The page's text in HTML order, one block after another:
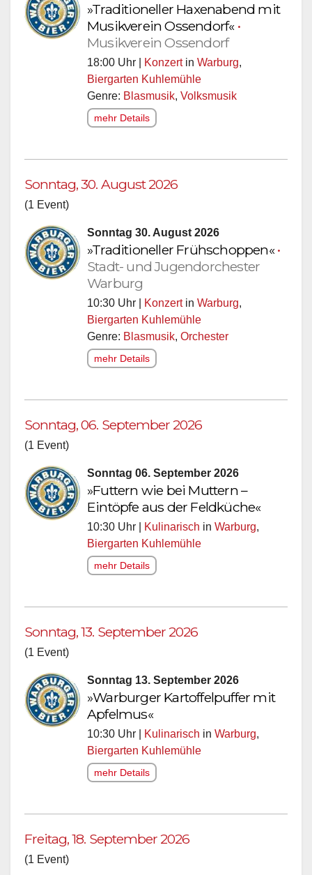
»Traditioneller Haxenabend mit
Musikverein Ossendorf« •
Musikverein Ossendorf
18:00 Uhr | Konzertin Warburg,
Biergarten Kuhlemühle
Genre: Blasmusik, Volksmusik
mehr Details
Sonntag, 30. August 2026
(1 Event)
Sonntag 30. August 2026
»Traditioneller Frühschoppen«•
Stadt- und Jugendorchester
Warburg
10:30 Uhr | Konzertin Warburg,
Biergarten Kuhlemühle
Genre: Blasmusik, Orchester
mehr Details
Sonntag, 06. September 2026
(1 Event)
Sonntag 06. September 2026
»Futtern wie bei Muttern –
Eintöpfe aus der Feldküche«
10:30 Uhr | Kulinarisch in Warburg,
Biergarten Kuhlemühle
mehr Details
Sonntag, 13. September 2026
(1 Event)
Sonntag 13. September 2026
»Warburger Kartoffelpuffer mit
Apfelmus«
10:30 Uhr | Kulinarisch in Warburg,
Biergarten Kuhlemühle
mehr Details
Freitag, 18. September 2026
(1 Event)